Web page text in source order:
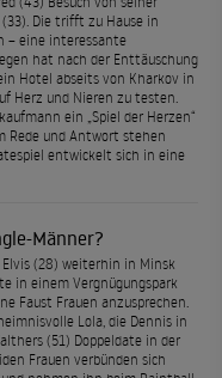
Die trifft zu Hause in
– eine interessante
hat nach der Enttäuschung
Hotel abseits von Kharkov in
Herz und Nieren zu testen.
ein „Spiel der Herzen“
Rede und Antwort stehen
entwickelt sich in eine
Männer?
(28) weiterhin in Minsk
in einem Vergnügungspark
Faust Frauen anzusprechen.
Lola, die Dennis in
(51) Doppeldate in der
Frauen verbünden sich